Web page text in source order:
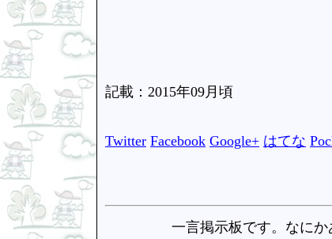
記載：2015年09月頃
Twitter Facebook Google+ はてな
一言掲示板です。なに